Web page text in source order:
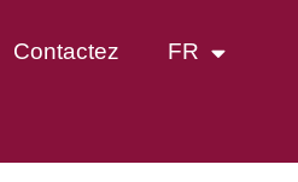
Contactez FR